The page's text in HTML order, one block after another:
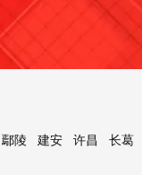
鄢陵 建安 许昌 长葛